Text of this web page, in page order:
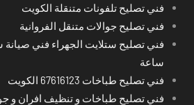
فني تصليح تلفونات متنقلة الكويت
فني تصليح جوالات متنقل الفروانية
ساعة
فني تصليح طباخات 67616123 الكويت
فني تصليح طباخات و تنظيف افران و